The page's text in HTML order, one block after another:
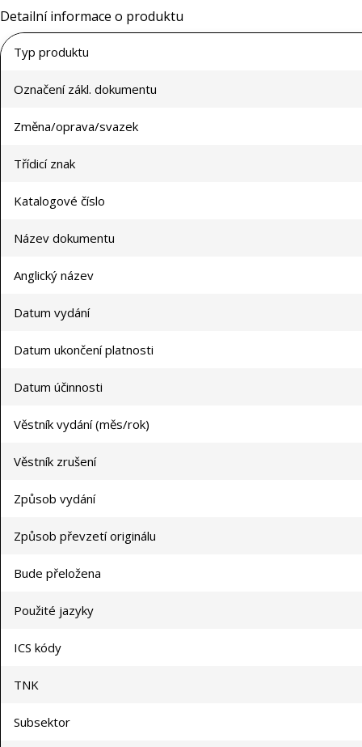
Detailní informace o produktu
Typ produktu
Označení zákl. dokumentu
Změna/oprava/svazek
Třídicí znak
Katalogové číslo
Název dokumentu
Anglický název
Datum vydání
Datum ukončení platnosti
Datum účinnosti
Věstník vydání (měs/rok)
Věstník zrušení
Způsob vydání
Způsob převzetí originálu
Bude přeložena
Použité jazyky
ICS kódy
TNK
Subsektor